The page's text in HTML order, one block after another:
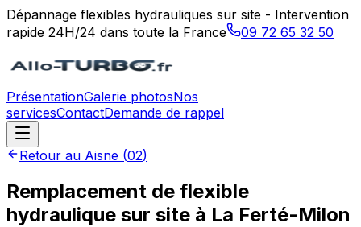
Dépannage flexibles hydrauliques sur site - Intervention
rapide 24H/24 dans toute la France
09 72 65 32 50
PrésentationGalerie photosNos
servicesContactDemande de rappel
Retour au Aisne (02)
Remplacement de flexible
hydraulique sur site à La Ferté-Milon